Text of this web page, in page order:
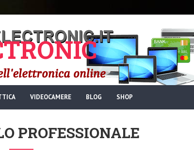
VIDEOCAMERE BLOG SHOP
PROFESSIONALE